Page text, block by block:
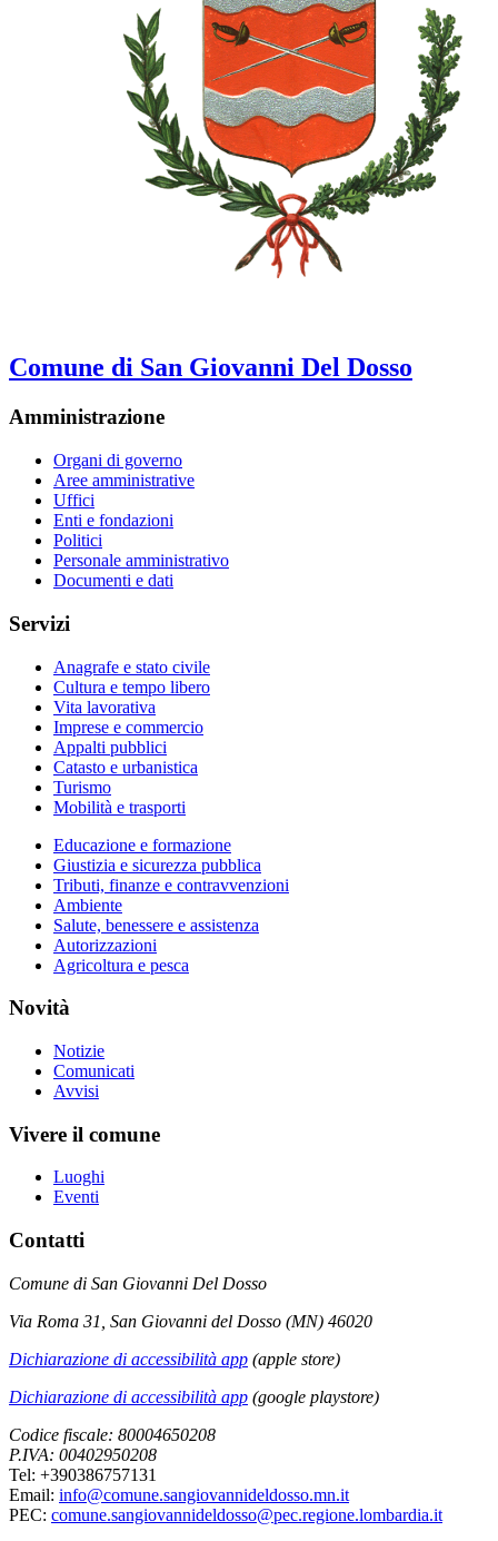
Comune di San Giovanni Del Dosso
Amministrazione
Organi di governo
Aree amministrative
Uffici
Enti e fondazioni
Politici
Personale amministrativo
Documenti e dati
Servizi
Anagrafe e stato civile
Cultura e tempo libero
Vita lavorativa
Imprese e commercio
Appalti pubblici
Catasto e urbanistica
Turismo
Mobilità e trasporti
Educazione e formazione
Giustizia e sicurezza pubblica
Tributi, finanze e contravvenzioni
Ambiente
Salute, benessere e assistenza
Autorizzazioni
Agricoltura e pesca
Novità
Notizie
Comunicati
Avvisi
Vivere il comune
Luoghi
Eventi
Contatti
Comune di San Giovanni Del Dosso
Via Roma 31, San Giovanni del Dosso (MN) 46020
Dichiarazione di accessibilità app (apple store)
Dichiarazione di accessibilità app (google playstore)
Codice fiscale: 80004650208
P.IVA: 00402950208
Tel: +390386757131
Email: info@comune.sangiovannideldosso.mn.it
PEC: comune.sangiovannideldosso@pec.regione.lombardia.it